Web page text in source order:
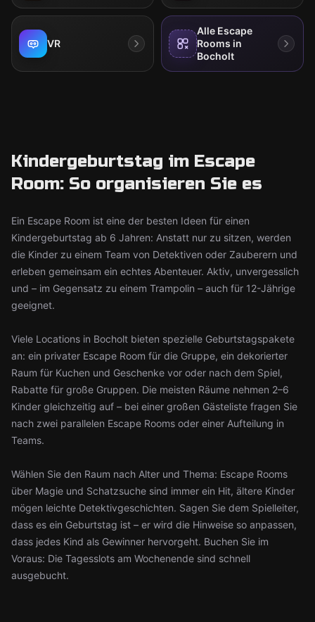
VR
Alle Escape
Rooms in
Bocholt
Kindergeburtstag im Escape
Room: So organisieren Sie es
Ein Escape Room ist eine der besten Ideen für einen
Kindergeburtstag ab 6 Jahren: Anstatt nur zu sitzen, werden
die Kinder zu einem Team von Detektiven oder Zauberern und
erleben gemeinsam ein echtes Abenteuer. Aktiv, unvergesslich
und – im Gegensatz zu einem Trampolin – auch für 12-Jährige
geeignet.
Viele Locations in Bocholt bieten spezielle Geburtstagspakete
an: ein privater Escape Room für die Gruppe, ein dekorierter
Raum für Kuchen und Geschenke vor oder nach dem Spiel,
Rabatte für große Gruppen. Die meisten Räume nehmen 2–6
Kinder gleichzeitig auf – bei einer großen Gästeliste fragen Sie
nach zwei parallelen Escape Rooms oder einer Aufteilung in
Teams.
Wählen Sie den Raum nach Alter und Thema: Escape Rooms
über Magie und Schatzsuche sind immer ein Hit, ältere Kinder
mögen leichte Detektivgeschichten. Sagen Sie dem Spielleiter,
dass es ein Geburtstag ist – er wird die Hinweise so anpassen,
dass jedes Kind als Gewinner hervorgeht. Buchen Sie im
Voraus: Die Tagesslots am Wochenende sind schnell
ausgebucht.